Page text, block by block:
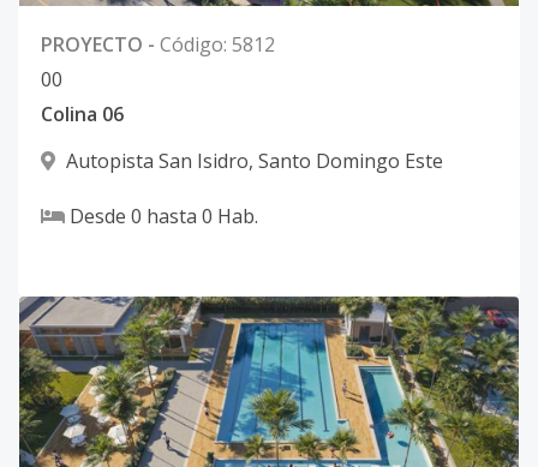
PROYECTO - Código: 5812
00
Colina 06
Autopista San Isidro, Santo Domingo Este
Desde 0 hasta 0 Hab.